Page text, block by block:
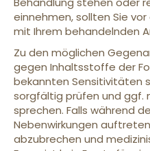
einnehmen, sollten Sie
mit Ihrem behandelnden
Zu den möglichen
gegen Inhaltsstoffe der
bekannten Sensitivitäten
sorgfältig prüfen und ggf.
sprechen. Falls während
Nebenwirkungen
abzubrechen und